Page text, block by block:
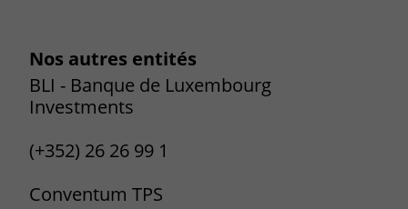
Nos autres entités
BLI - Banque de Luxembourg
Investments
(+352) 26 26 99 1
Conventum TPS